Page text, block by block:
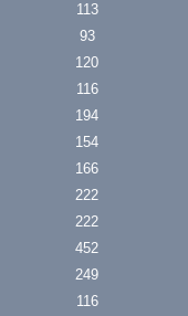
113
93
120
116
194
154
166
222
222
452
249
116